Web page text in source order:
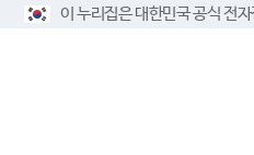
이 누리집은 대한민국 공식 전